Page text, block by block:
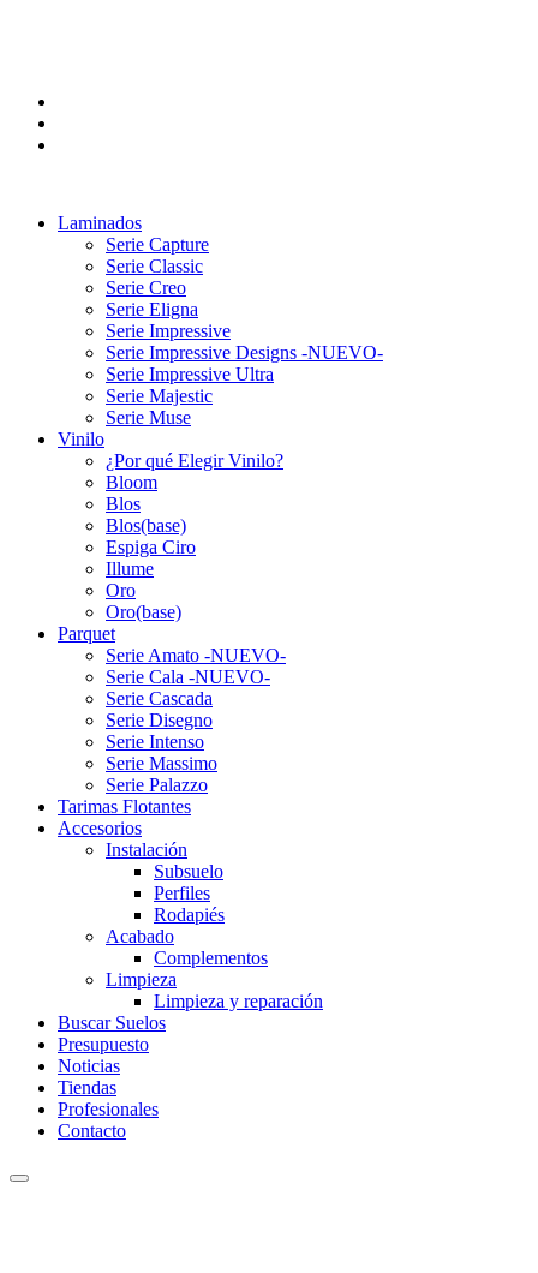
Laminados
Serie Capture
Serie Classic
Serie Creo
Serie Eligna
Serie Impressive
Serie Impressive Designs -NUEVO-
Serie Impressive Ultra
Serie Majestic
Serie Muse
Vinilo
¿Por qué Elegir Vinilo?
Bloom
Blos
Blos(base)
Espiga Ciro
Illume
Oro
Oro(base)
Parquet
Serie Amato -NUEVO-
Serie Cala -NUEVO-
Serie Cascada
Serie Disegno
Serie Intenso
Serie Massimo
Serie Palazzo
Tarimas Flotantes
Accesorios
Instalación
Subsuelo
Perfiles
Rodapiés
Acabado
Complementos
Limpieza
Limpieza y reparación
Buscar Suelos
Presupuesto
Noticias
Tiendas
Profesionales
Contacto